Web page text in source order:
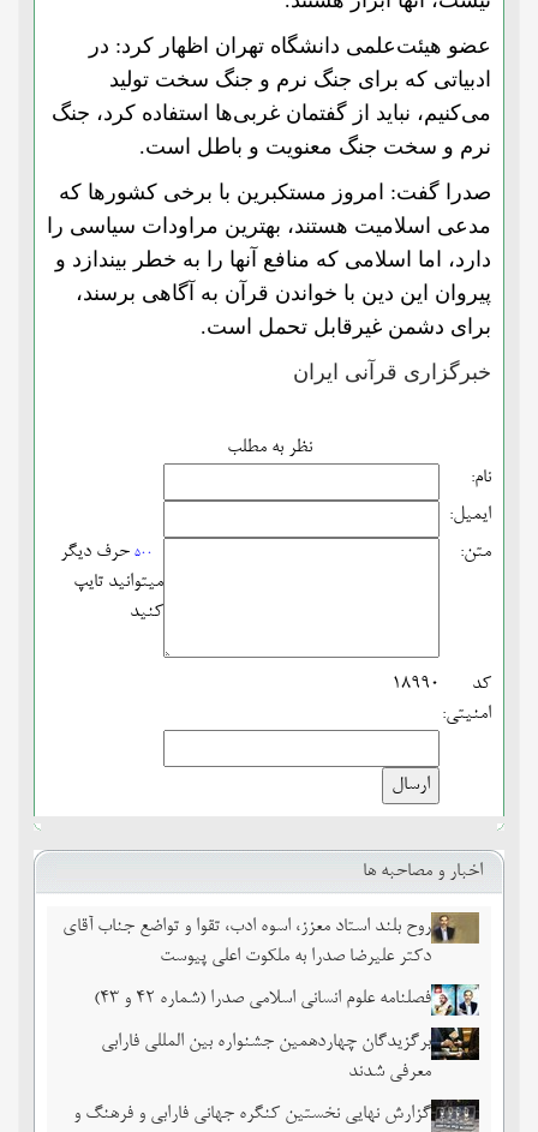
عضو هیئت‌علمی دانشگاه تهران اظهار کرد: در
ادبیاتی که برای جنگ نرم و جنگ سخت تولید
می‌کنیم، نباید از گفتمان غربی‌ها استفاده کرد، جنگ
نرم و سخت جنگ معنویت و باطل است.
صدرا گفت: امروز مستکبرین با برخی کشورها که
مدعی اسلامیت هستند، بهترین مراودات سیاسی را
دارد، اما اسلامی که منافع آنها را به خطر بیندازد و
پیروان این دین با خواندن قرآن به آگاهی برسند،
برای دشمن غیرقابل تحمل است.
خبرگزاری قرآنی ایران
نظر به مطلب
نام:
ایمیل:
متن:
500 حرف دیگر
میتوانید تایپ
کنید
کد
امنیتی:
18990
اخبار و مصاحبه ها
روح بلند استاد معزز، اسوه ادب، تقوا و تواضع جناب آقای
دکتر علیرضا صدرا به ملکوت اعلی پیوست
فصلنامه علوم انسانی اسلامی صدرا (شماره 42 و 43)
برگزیدگان چهاردهمین جشنواره بین المللی فارابی
معرفی شدند
گزارش نهایی نخستین کنگره جهانی فارابی و فرهنگ و